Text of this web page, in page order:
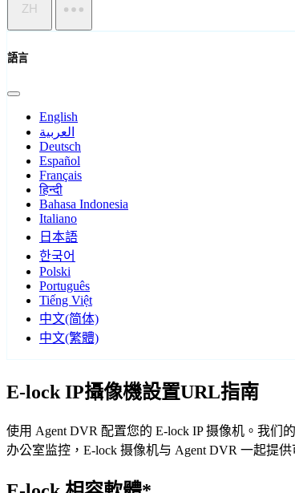
ZH
語言
English
العربية
Deutsch
Español
Français
हिन्दी
Bahasa Indonesia
Italiano
日本語
한국어
Polski
Português
Tiếng Việt
中文(简体)
中文(繁體)
E-lock IP攝像機設置URL指南
使用 Agent DVR 配置您的 E-lock IP 摄像机。我们
办公室监控，E-lock 摄像机与 Agent DVR 一起提